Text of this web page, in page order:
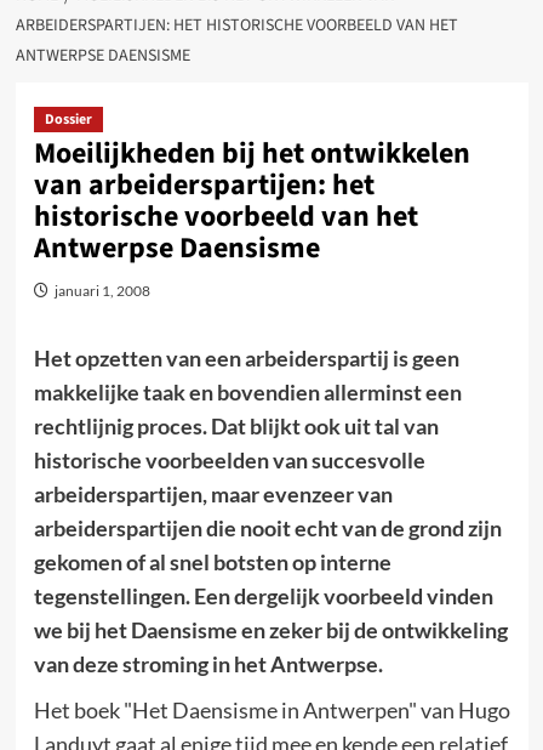
ARBEIDERSPARTIJEN: HET HISTORISCHE VOORBEELD VAN HET
ANTWERPSE DAENSISME
Dossier
Moeilijkheden bij het ontwikkelen
van arbeiderspartijen: het
historische voorbeeld van het
Antwerpse Daensisme
januari 1, 2008
Het opzetten van een arbeiderspartij is geen
makkelijke taak en bovendien allerminst een
rechtlijnig proces. Dat blijkt ook uit tal van
historische voorbeelden van succesvolle
arbeiderspartijen, maar evenzeer van
arbeiderspartijen die nooit echt van de grond zijn
gekomen of al snel botsten op interne
tegenstellingen. Een dergelijk voorbeeld vinden
we bij het Daensisme en zeker bij de ontwikkeling
van deze stroming in het Antwerpse.
Het boek "Het Daensisme in Antwerpen" van Hugo
Landuyt gaat al enige tijd mee en kende een relatief